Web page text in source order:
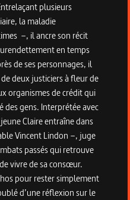
plusieurs
la maladie
–, il ancre son récit
en temps
de ses personnages, il
deux justiciers à fleur de
organismes de crédit qui
gens. Interprétée avec
Claire entraîne dans
Vincent Lindon –, juge
passés qui retrouve
vivre de sa consœur.
pour rester simplement
d’une réflexion sur le